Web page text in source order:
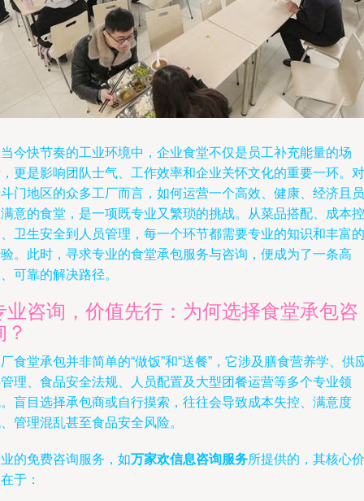
今快节奏的工业环境中，企业食堂不仅是员工补充能量的场
更是影响团队士气、工作效率和企业关怀文化的重要一环。对
门地区的众多工厂而言，如何运营一个高效、健康、经济且员
意的食堂，是一项既专业又繁琐的挑战。从菜品搭配、成本控
卫生安全到人员管理，每一个环节都需要专业的知识和丰富的
。此时，寻求专业的食堂承包服务与咨询，便成为了一条高
可靠的解决路径。
业咨询，价值先行：为何选择食堂承包咨
？
食堂承包并非简单的“做饭”和“送餐”，它涉及膳食营养学、供
理、食品安全法规、人员配置及大型团餐运营等多个专业领
盲目选择承包商或自行摸索，往往会导致成本失控、满意度
管理混乱甚至食品安全风险。
的免费咨询服务，如万家欢信息咨询服务所提供的，其核心价
于：